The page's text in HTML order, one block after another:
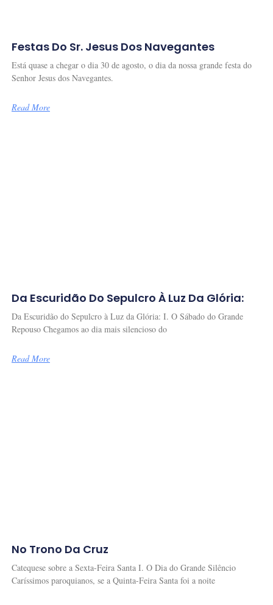
Festas Do Sr. Jesus Dos Navegantes
Está quase a chegar o dia 30 de agosto, o dia da nossa grande festa do
Senhor Jesus dos Navegantes.
Read More
Da Escuridão Do Sepulcro À Luz Da Glória:
Da Escuridão do Sepulcro à Luz da Glória: I. O Sábado do Grande
Repouso Chegamos ao dia mais silencioso do
Read More
No Trono Da Cruz
Catequese sobre a Sexta-Feira Santa I. O Dia do Grande Silêncio
Caríssimos paroquianos, se a Quinta-Feira Santa foi a noite